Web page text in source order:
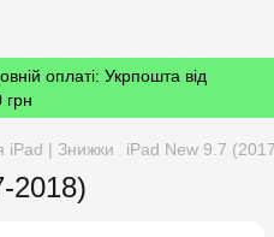
оплаті: Укрпошта від
грн
iPad | Знижки iPad New 9.7
2018)